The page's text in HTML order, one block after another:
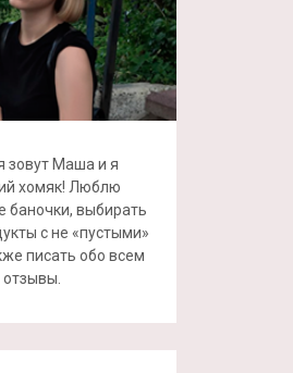
зовут Маша и я
хомяк! Люблю
баночки, выбирать
с не «пустыми»
писать обо всем